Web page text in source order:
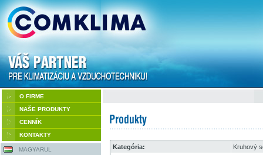
O FIRME
NAŠE PRODUKTY
CENNÍK
KONTAKTY
MAGYARUL
Kategória:
Kruhový